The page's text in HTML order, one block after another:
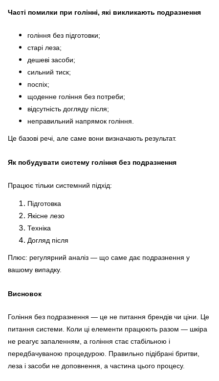
Часті помилки при голінні, які викликають подразнення
гоління без підготовки;
старі леза;
дешеві засоби;
сильний тиск;
поспіх;
щоденне гоління без потреби;
відсутність догляду після;
неправильний напрямок гоління.
Це базові речі, але саме вони визначають результат.
Як побудувати систему гоління без подразнення
Працює тільки системний підхід:
Підготовка
Якісне лезо
Техніка
Догляд після
Плюс: регулярний аналіз — що саме дає подразнення у
вашому випадку.
Висновок
Гоління без подразнення — це не питання брендів чи ціни. Це
питання системи. Коли ці елементи працюють разом — шкіра
не реагує запаленням, а гоління стає стабільною і
передбачуваною процедурою. Правильно підібрані бритви,
леза і засоби не доповнення, а частина цього процесу.